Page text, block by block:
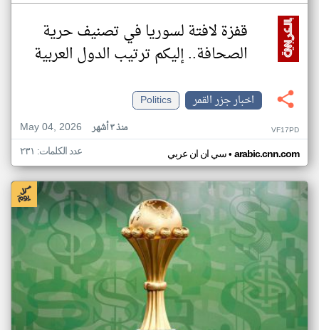
قفزة لافتة لسوريا في تصنيف حرية
الصحافة.. إليكم ترتيب الدول العربية
اخبار جزر القمر
Politics
May 04, 2026
منذ ٣ أشهر VF17PD
سي ان ان عربي• arabic.cnn.com عدد الكلمات: ٢٣١